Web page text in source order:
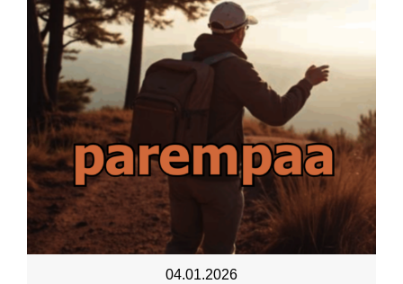
04.01.2026